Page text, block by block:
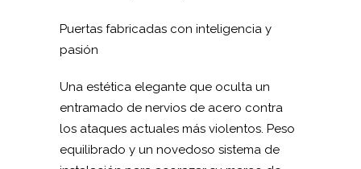
Puertas fabricadas con inteligencia y
pasión
Una estética elegante que oculta un
entramado de nervios de acero contra
los ataques actuales más violentos. Peso
equilibrado y un novedoso sistema de